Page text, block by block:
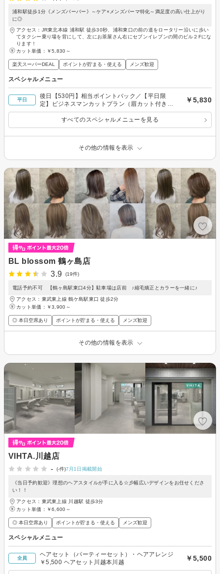
浦和駅徒歩1分《メンズバーバー》～ケア×メンズパーマ特化～満足度の高い仕上がり
に◎
アクセス：JR東北本線 浦和駅 徒歩30秒、浦和東口の前の道をロータリー沿いに歩い
てタクシー乗り場を背にして、左にお茶屋さん右にセブンイレブンの間のビル２Fにな
ります！
カット単価： ￥5,830～
楽天スーパーDEAL ポイントが貯まる・使える メンズ歓迎
スペシャルメニュー
平日
後日【530円】相当ポイントバック／【平日限
定】ビジネスマンカットプラン（眉カット付き）
¥6600→￥5830
￥5,830
すべてのスペシャルメニューを見る
その他の情報を表示
BL blossom 鶴ヶ島店
3.9
(19件)
電話予約不可 【鶴ヶ島駅東口4分】駐車場は店前 ♪縮毛矯正とカラーを一緒に♪
アクセス：東武東上線 鶴ケ島駅東口 徒歩2分
カット単価： ￥3,900～
◎ 本日空席あり ポイントが貯まる・使える メンズ歓迎
その他の情報を表示
VIHTA.川越店
-
(-件)7月1日掲載開始
《当日予約歓迎》理想のヘアスタイルが手に入る☆彡幅広いデザインをお任せくださ
い！！
アクセス：東武東上線 川越駅 徒歩3分
カット単価： ￥6,600～
◎ 本日空席あり ポイントが貯まる・使える メンズ歓迎
スペシャルメニュー
全員
ヘアセット（パーティーセット）・ヘアアレンジ
￥5,500 ヘアセット川越本川越
￥5,500